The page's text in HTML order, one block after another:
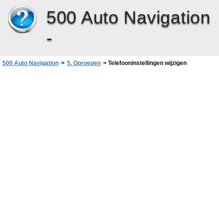
500 Auto Navigation
-
500 Auto Navigation > 5. Oproepen > Telefooninstellingen wijzigen